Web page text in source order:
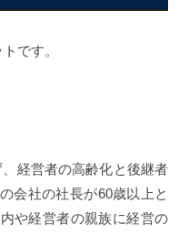
です。
経営者の高齢化と後継者
会社の社長が60歳以上と
や経営者の親族に経営の